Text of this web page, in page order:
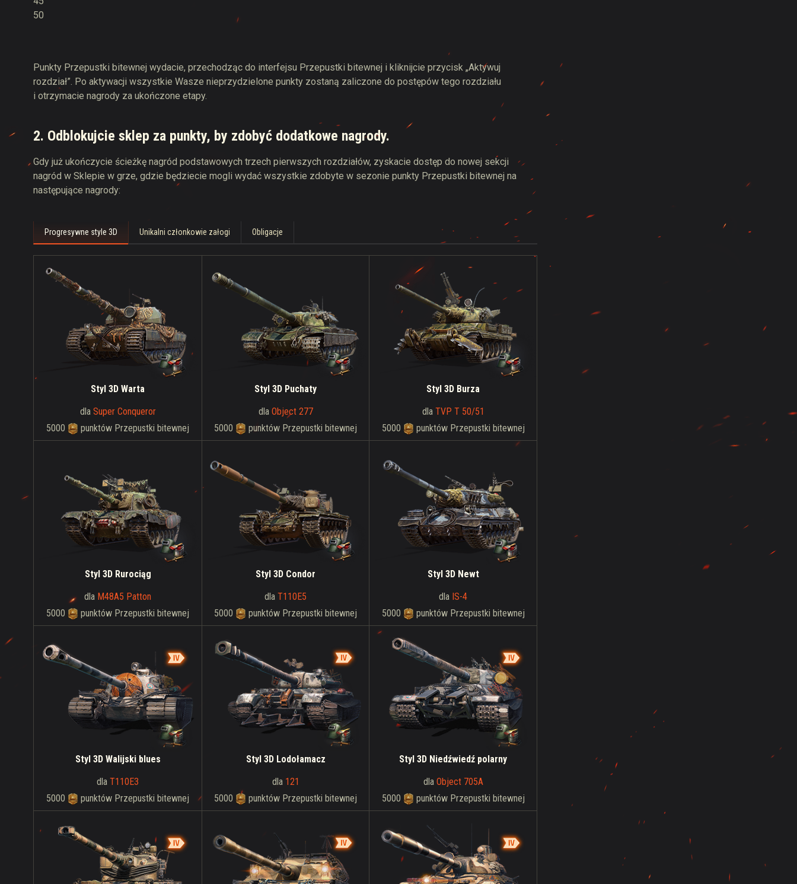
50
Punkty Przepustki bitewnej wydacie, przechodząc do interfejsu Przepustki bitewnej i kliknijcie przycisk „Aktywuj
rozdział”. Po aktywacji wszystkie Wasze nieprzydzielone punkty zostaną zaliczone do postępów tego rozdziału
i otrzymacie nagrody za ukończone etapy.
2. Odblokujcie sklep za punkty, by zdobyć dodatkowe nagrody.
Gdy już ukończycie ścieżkę nagród podstawowych trzech pierwszych rozdziałów, zyskacie dostęp do nowej sekcji
nagród w Sklepie w grze, gdzie będziecie mogli wydać wszystkie zdobyte w sezonie punkty Przepustki bitewnej na
następujące nagrody:
Progresywne style 3D Unikalni członkowie załogi Obligacje
Styl 3D Warta
dla Super Conqueror
Styl 3D Puchaty
dla Object 277
Styl 3D Burza
dla TVP T 50/51
5000
punktów Przepustki bitewnej 5000 punktów Przepustki bitewnej 5000 punktów Przepustki bitewnej
Styl 3D Rurociąg
dla M48A5 Patton
Styl 3D Condor
dla T110E5
Styl 3D Newt
dla IS-4
5000
punktów Przepustki bitewnej 5000 punktów Przepustki bitewnej 5000 punktów Przepustki bitewnej
Styl 3D Walijski blues
dla T110E3
Styl 3D Lodołamacz
dla 121
Styl 3D Niedźwiedź polarny
dla Object 705A
5000
punktów Przepustki bitewnej 5000 punktów Przepustki bitewnej 5000 punktów Przepustki bitewnej